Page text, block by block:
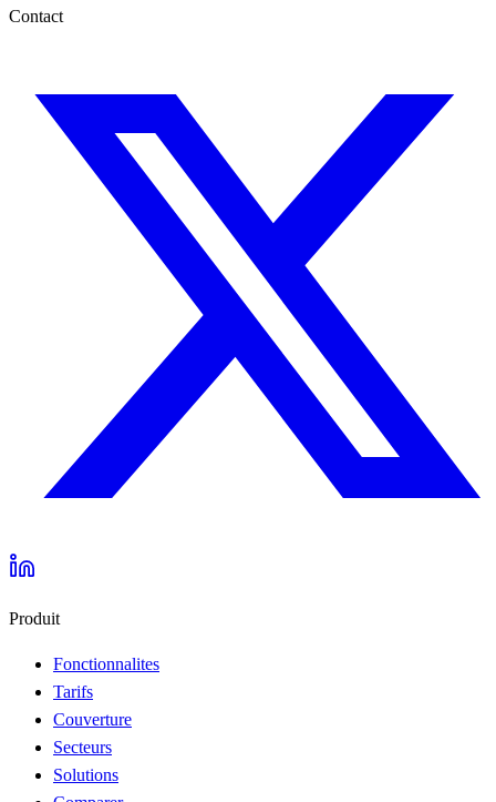
Contact
Produit
Fonctionnalites
Tarifs
Couverture
Secteurs
Solutions